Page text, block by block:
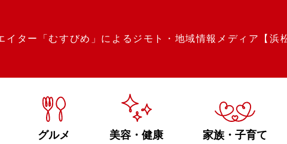
イター「むすびめ」によるジモト・地域情報メディア【浜
グルメ 美容・健康 家族・子育て